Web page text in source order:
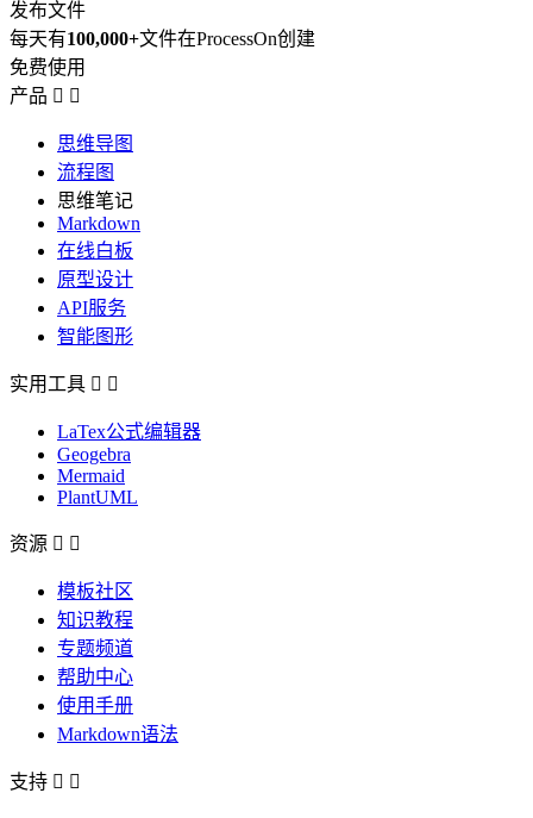
发布文件
每天有100,000+文件在ProcessOn创建
免费使用
产品  
思维导图
流程图
思维笔记
Markdown
在线白板
原型设计
API服务
智能图形
实用工具  
LaTex公式编辑器
Geogebra
Mermaid
PlantUML
资源  
模板社区
知识教程
专题频道
帮助中心
使用手册
Markdown语法
支持  